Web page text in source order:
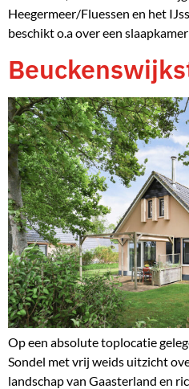
Heegermeer/Fluessen en het
beschikt o.a over een
Op een absolute toplocatie
Sondel met vrij weids uitzicht
landschap van Gaasterland en